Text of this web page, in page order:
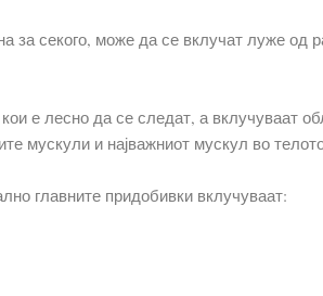
за секого, може да се вклучат луже од
е лесно да се следат, а вклучуваат
мускули и најважниот мускул во
главните придобивки вклучуваат: